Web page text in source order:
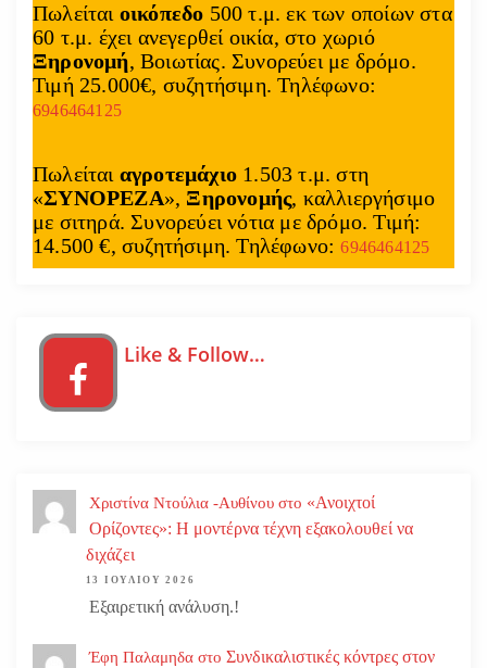
Πωλείται οικόπεδο 500 τ.μ. εκ των οποίων στα
60 τ.μ. έχει ανεγερθεί οικία, στο χωριό
Ξηρονομή, Βοιωτίας. Συνορεύει με δρόμο.
Τιμή 25.000€, συζητήσιμη. Τηλέφωνο:
6946464125
Πωλείται αγροτεμάχιο 1.503 τ.μ. στη
«ΣΥΝΟΡΕΖΑ», Ξηρονομής, καλλιεργήσιμο
με σιτηρά. Συνορεύει νότια με δρόμο. Τιμή:
14.500 €, συζητήσιμη. Τηλέφωνο:6946464125
Like & Follow…
Χριστίνα Ντούλια -Αυθίνου στο «Ανοιχτοί
Ορίζοντες»: Η μοντέρνα τέχνη εξακολουθεί να
διχάζει
13 ΙΟΥΛΊΟΥ 2026
Εξαιρετική ανάλυση.!
Έφη Παλαμηδα στο Συνδικαλιστικές κόντρες στον